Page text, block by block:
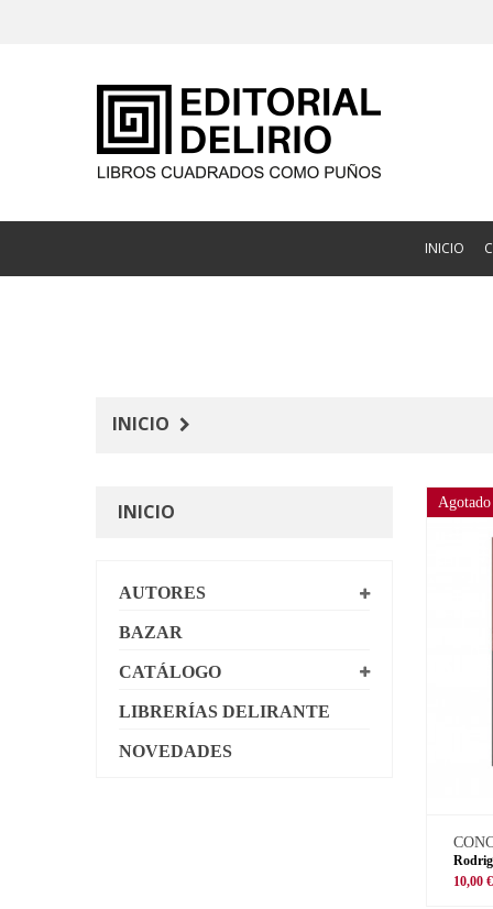
INICIO
INICIO
INICIO
AUTORES
BAZAR
CATÁLOGO
LIBRERÍAS DELIRANTE
NOVEDADES
Agotado
10,00 €